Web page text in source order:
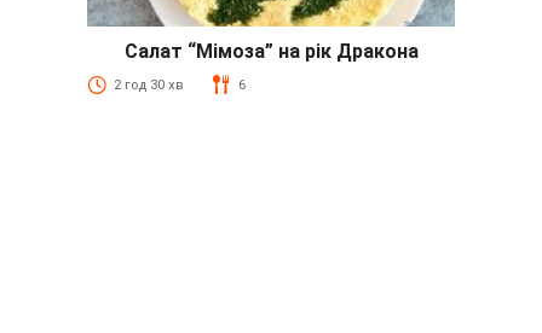
Салат “Мімоза” на рік Дракона
2 год 30 хв 6